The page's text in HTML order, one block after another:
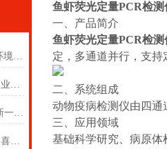
荧光定量pcr检测仪价格来万象环境就对了
农情监测设备——一款好用的农业资源监测站2025(万象推送)
智能虫情测报系统-应用广泛的新一代太阳能虫情测报灯 #2022已更新
超声波手持气象站——一款令人喜爱的便携式气象站2024(万象推送)
鱼虾荧光定量PCR检测
一、产品简介
鱼虾荧光定量PCR检测
定，多通道并行，支
二、系统组成
动物疫病检测仪由四通
三、应用领域
基础科学研究、病原